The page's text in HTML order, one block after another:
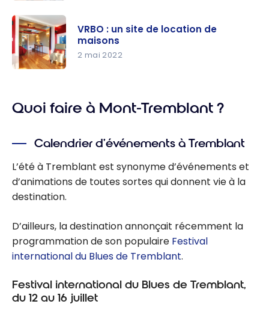
économise
r sur la
location de
chalet
location de
VRBO : un site de location de
maisons
2 mai 2022
Quoi faire à Mont-Tremblant ?
Calendrier d’événements à Tremblant
L’été à Tremblant est synonyme d’événements et
d’animations de toutes sortes qui donnent vie à la
destination.
D’ailleurs, la destination annonçait récemment la
programmation de son populaire Festival
international du Blues de Tremblant.
Festival international du Blues de Tremblant,
du 12 au 16 juillet